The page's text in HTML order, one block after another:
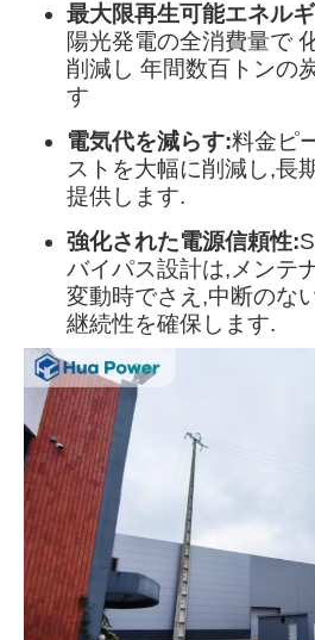
最大限再生可能エネル
陽光発電の全消費量で
削減し 年間数百トンの
す
電気代を減らす:料金ピ
ストを大幅に削減し,長
提供します.
強化された電源信頼性:
バイパス設計は,メンテ
変動時でさえ,中断のな
継続性を確保します.